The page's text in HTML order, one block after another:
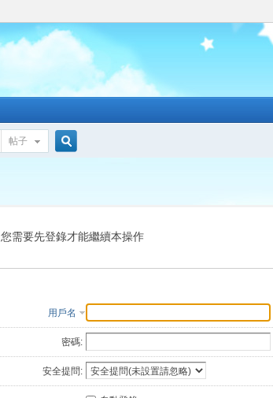
帖子
索
您需要先登錄才能繼續本操作
用戶名
密碼:
安全提問: